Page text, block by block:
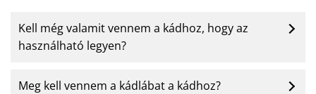
Kell még valamit vennem a kádhoz, hogy az
használható legyen?
Meg kell vennem a kádlábat a kádhoz?